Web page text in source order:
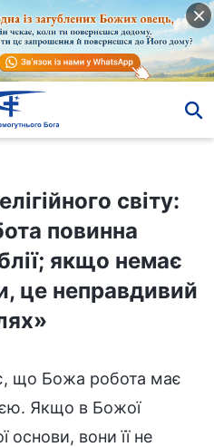
світу:
повинна
якщо немає
це неправдивий
що Божа робота має
Якщо в Божої
основи, вони її не